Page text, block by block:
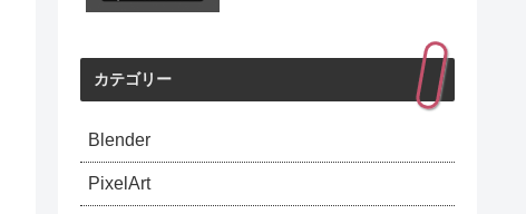
カテゴリー
Blender
PixelArt